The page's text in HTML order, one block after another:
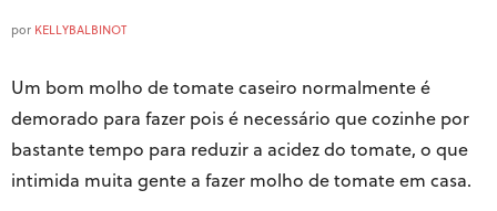
ela crua ou tenho que cozinhá-la primeiro??
KELLY - TEMPERANDO DISSE:
Não precisa cozinhar não. Só colocar um
pouquinho de molho a mais para cozinhar a massa
enquanto assa.
por KELLYBALBINOT
Um bom molho de tomate caseiro normalmente é
demorado para fazer pois é necessário que cozinhe por
bastante tempo para reduzir a acidez do tomate, o que
intimida muita gente a fazer molho de tomate em casa.